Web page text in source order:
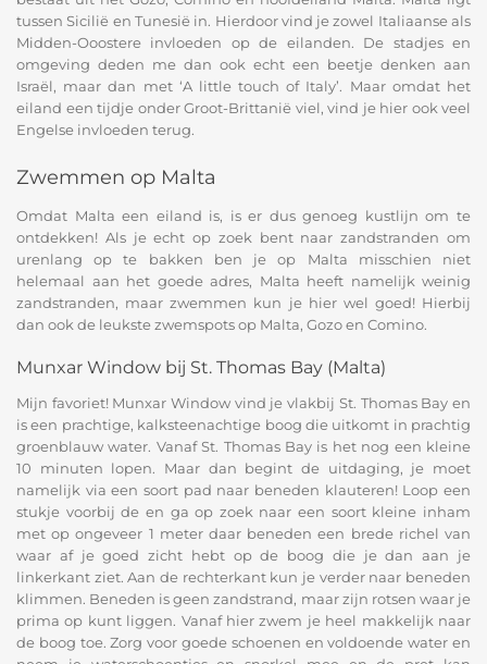
tussen Sicilië en Tunesië in. Hierdoor vind je zowel Italiaanse als
Midden-Ooostere invloeden op de eilanden. De stadjes en
omgeving deden me dan ook echt een beetje denken aan
Israël, maar dan met ‘A little touch of Italy’. Maar omdat het
eiland een tijdje onder Groot-Brittanië viel, vind je hier ook veel
Engelse invloeden terug.
Zwemmen op Malta
Omdat Malta een eiland is, is er dus genoeg kustlijn om te
ontdekken! Als je echt op zoek bent naar zandstranden om
urenlang op te bakken ben je op Malta misschien niet
helemaal aan het goede adres, Malta heeft namelijk weinig
zandstranden, maar zwemmen kun je hier wel goed! Hierbij
dan ook de leukste zwemspots op Malta, Gozo en Comino.
Munxar Window bij St. Thomas Bay (Malta)
Mijn favoriet! Munxar Window vind je vlakbij St. Thomas Bay en
is een prachtige, kalksteenachtige boog die uitkomt in prachtig
groenblauw water. Vanaf St. Thomas Bay is het nog een kleine
10 minuten lopen. Maar dan begint de uitdaging, je moet
namelijk via een soort pad naar beneden klauteren! Loop een
stukje voorbij de en ga op zoek naar een soort kleine inham
met op ongeveer 1 meter daar beneden een brede richel van
waar af je goed zicht hebt op de boog die je dan aan je
linkerkant ziet. Aan de rechterkant kun je verder naar beneden
klimmen. Beneden is geen zandstrand, maar zijn rotsen waar je
prima op kunt liggen. Vanaf hier zwem je heel makkelijk naar
de boog toe. Zorg voor goede schoenen en voldoende water en